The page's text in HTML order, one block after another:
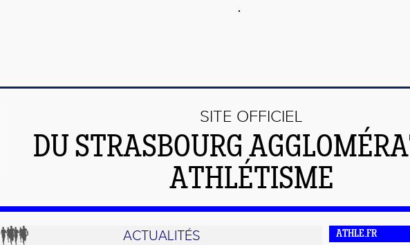
SITE OFFICIEL
DU STRASBOURG
ATHLÉTISME
ACTUALITÉS
ATHLE.FR